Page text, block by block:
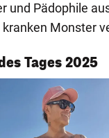
und Pädophile
Monster
Tages 2025